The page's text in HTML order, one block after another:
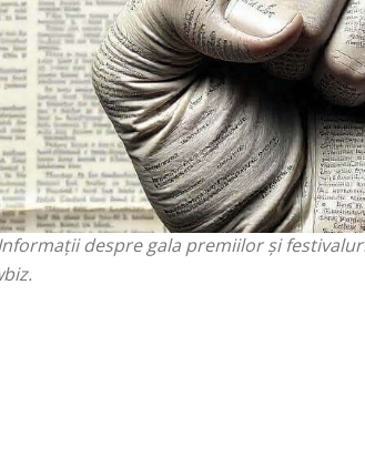
cele mai recente știri din lumea
seriale. Urmăriți lansările muzicale și
de top și premiere. Discutăm
despre gala premiilor și